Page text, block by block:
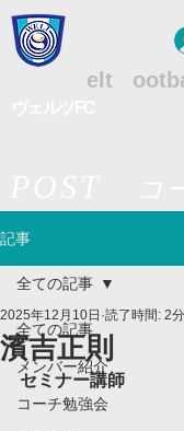
elt
記事
全ての記事
メンバー紹介
コーチ勉強会
全ての記事
濱吉正則
2025年12月10日 読了時間: 2分
セミナー講師